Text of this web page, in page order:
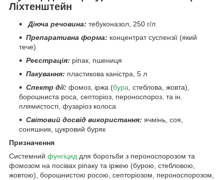
Ліхтенштейн
Діюча речовина: тебуконазол, 250 г/л
Препаративна форма: концентрат суспензії (який
тече)
Реєстрація: ріпак, пшениця
Пакування: пластикова каністра, 5 л
Спектр дії: фомоз, іржа (бура, стеблова, жовта),
борошниста роса, септоріоз, пероноспороз, та ін.
плямистості, фузаріоз колоса
Світовий досвід використання: ячмінь, соя,
соняшник, цукровий буряк
Призначення
Cистемний фунгіцид для боротьби з пероноспорозом та
фомозом на посівах ріпаку та іржею (бурою, стебловою,
жовтою), борошнистою росою, септоріозом, пероноспорозом,